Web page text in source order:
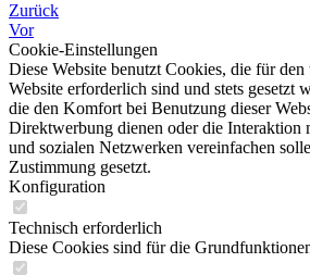
Zurück
Vor
Cookie-Einstellungen
Diese Website benutzt Cookies, die für
Website erforderlich sind und stets gesetzt
die den Komfort bei Benutzung dieser
Direktwerbung dienen oder die Interaktion
und sozialen Netzwerken vereinfachen
Zustimmung gesetzt.
Konfiguration
Technisch erforderlich
Diese Cookies sind für die